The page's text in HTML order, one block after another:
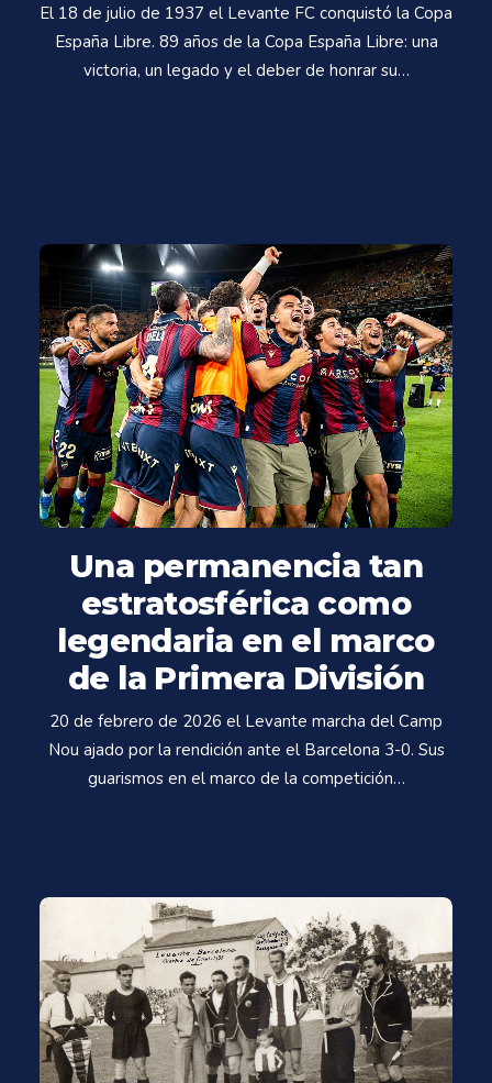
El 18 de julio de 1937 el Levante FC conquistó la Copa
España Libre. 89 años de la Copa España Libre: una
victoria, un legado y el deber de honrar su…
Una permanencia tan
estratosférica como
legendaria en el marco
de la Primera División
20 de febrero de 2026 el Levante marcha del Camp
Nou ajado por la rendición ante el Barcelona 3-0. Sus
guarismos en el marco de la competición…